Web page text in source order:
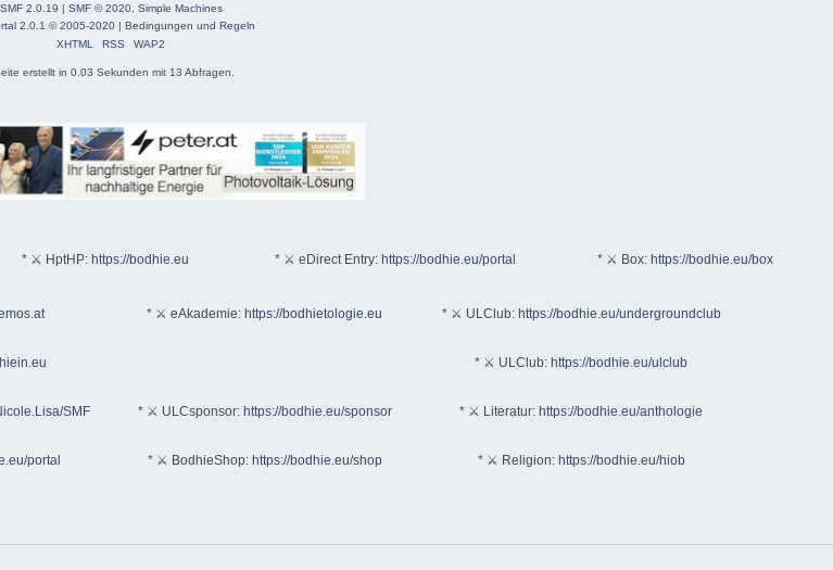
SMF 2.0.19 | SMF © 2020, Simple Machines
2.0.1 ©2005-2020 |Bedingungen und Regeln
XHTML
RSS WAP2
erstellt in 0.03 Sekunden mit 13 Abfragen.
* ⚔ HptHP: https://bodhie.eu * ⚔ eDirect Entry: https://bodhie.eu/portal * ⚔ Box: https://bodhie.eu/box
* ⚔ eAkademie: https://bodhietologie.eu * ⚔ ULClub: https://bodhie.eu/undergroundclub
* ⚔ ULClub: https://bodhie.eu/ulclub
SMF * ⚔ ULCsponsor: https://bodhie.eu/sponsor * ⚔ Literatur: https://bodhie.eu/anthologie
portal * ⚔ BodhieShop: https://bodhie.eu/shop * ⚔ Religion: https://bodhie.eu/hiob